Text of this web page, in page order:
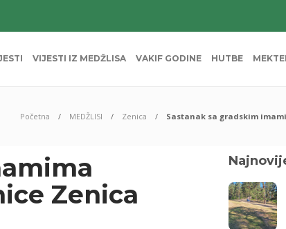
VIJESTI IZ MEDŽLISA VAKIF GODINE HUTBE
Početna MEDŽLISI Zenica Sastanak sa gradskim
Zenica